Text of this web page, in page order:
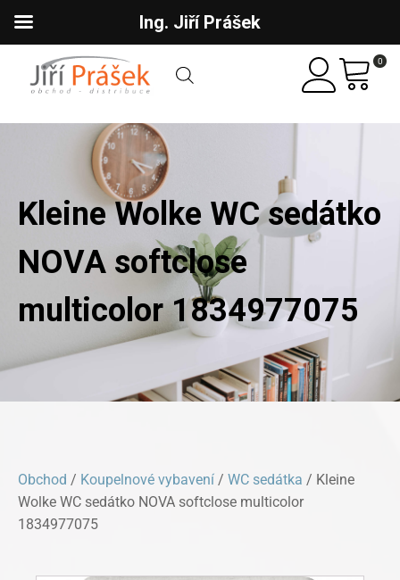
0
Kleine Wolke WC sedátko
NOVA softclose
multicolor 1834977075
Obchod / Koupelnové vybavení / WC sedátka / Kleine
Wolke WC sedátko NOVA softclose multicolor
1834977075
Ing. Jiří Prášek